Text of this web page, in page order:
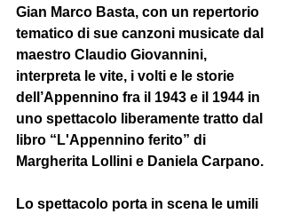
Gian Marco Basta, con un repertorio
tematico di sue canzoni musicate dal
maestro Claudio Giovannini,
interpreta le vite, i volti e le storie
dell’Appennino fra il 1943 e il 1944 in
uno spettacolo liberamente tratto dal
libro “ L'Appennino ferito” di
Margherita Lollini e Daniela Carpano.
Lo spettacolo porta in scena le umili